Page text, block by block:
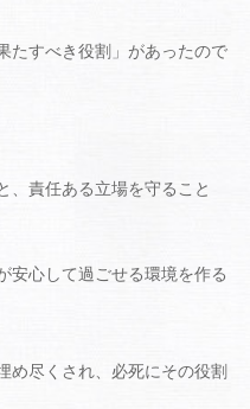
たすべき役割」があったので
、責任ある立場を守ること
安心して過ごせる環境を作る
め尽くされ、必死にその役割